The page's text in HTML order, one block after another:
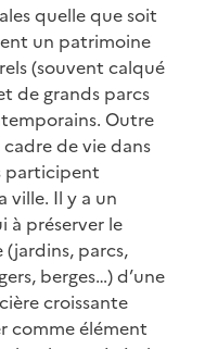
quelle que soit
un patrimoine
(souvent calqué
de grands parcs
Outre
de vie dans
participent
ville. Il y a un
à préserver le
parcs,
berges…) d’une
croissante
comme élément